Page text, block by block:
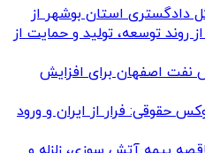
دادگستری استان بوشهر از
روند توسعه، تولید و حمایت از
نفت اصفهان برای افزایش
حقوقی: فرار از ایران و ورود